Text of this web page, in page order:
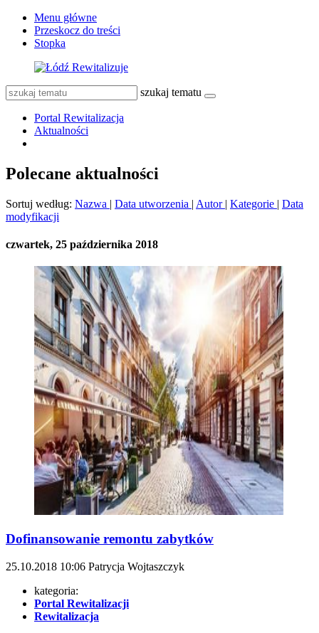
Menu główne
Przeskocz do treści
Stopka
szukaj tematu
Portal Rewitalizacja
Aktualności
Polecane aktualności
Sortuj według: Nazwa | Data utworzenia | Autor | Kategorie | Data
modyfikacji
czwartek, 25 października 2018
Dofinansowanie remontu zabytków
25.10.2018 10:06 Patrycja Wojtaszczyk
kategoria:
Portal Rewitalizacji
Rewitalizacja